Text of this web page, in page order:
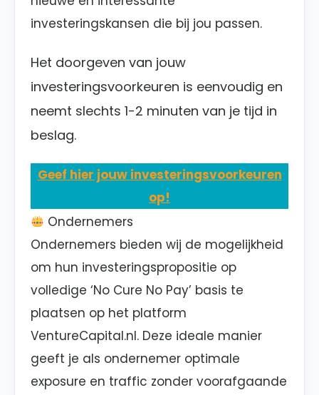
investeringskansen die bij jou passen.
Het doorgeven van jouw
investeringsvoorkeuren is eenvoudig en
neemt slechts 1-2 minuten van je tijd in
beslag.
Geef hier jouw investeringsvoorkeuren
op!
Ondernemers
Ondernemers bieden wij de mogelijkheid
om hun investeringspropositie op
volledige ‘No Cure No Pay’ basis te
plaatsen op het platform
VentureCapital.nl. Deze ideale manier
geeft je als ondernemer optimale
exposure en traffic zonder voorafgaande